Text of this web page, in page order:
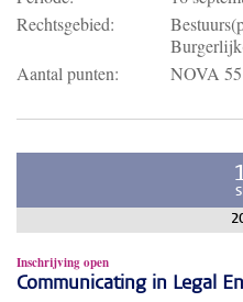
Rechtsgebied:
Aantal punten:
NOVA 55
Inschrijving open
Communicating in Legal